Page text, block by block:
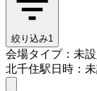
絞り込み1
会場タイプ：未
北千住駅日時：